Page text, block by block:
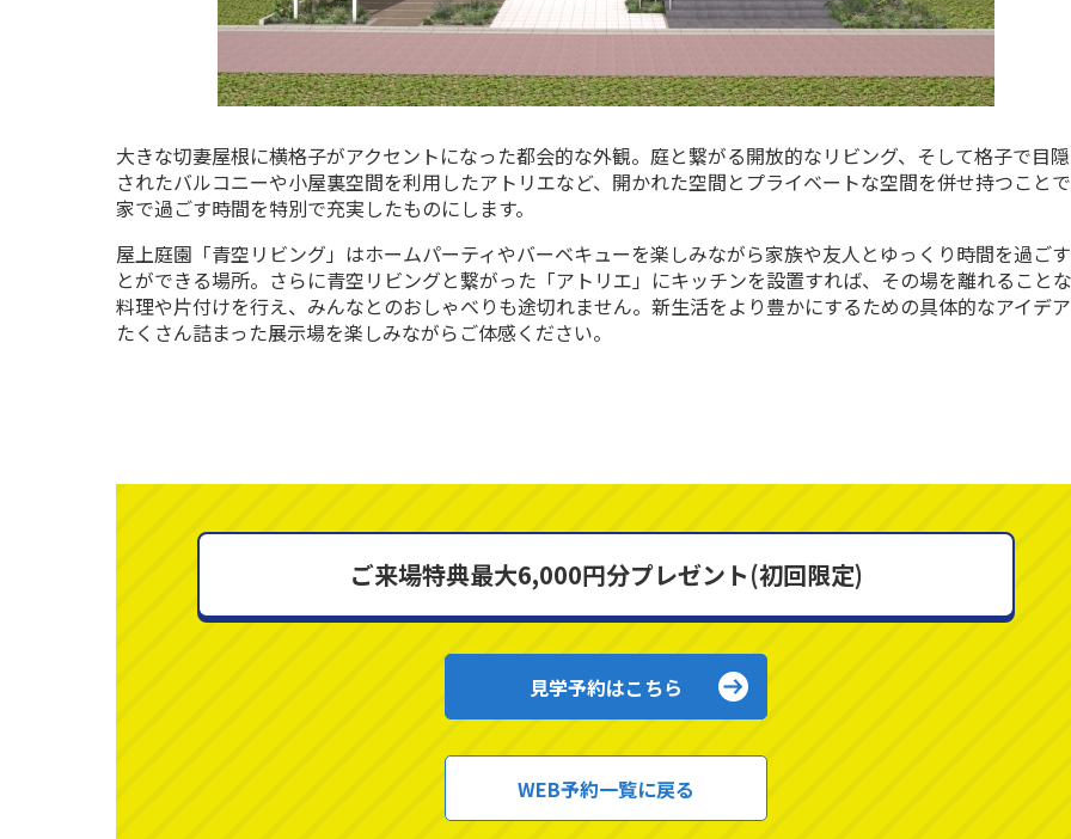
大きな切妻屋根に横格子がアクセントになった都会的な外観。庭と繋がる開放的なリビング、そして格子で目
されたバルコニーや小屋裏空間を利用したアトリエなど、開かれた空間とプライベートな空間を併せ持つこと
家で過ごす時間を特別で充実したものにします。
屋上庭園「青空リビング」はホームパーティやバーベキューを楽しみながら家族や友人とゆっくり時間を過ご
とができる場所。さらに青空リビングと繋がった「アトリエ」にキッチンを設置すれば、その場を離れること
料理や片付けを行え、みんなとのおしゃべりも途切れません。新生活をより豊かにするための具体的なアイデ
たくさん詰まった展示場を楽しみながらご体感ください。
ご来場特典最大6,000円分プレゼント(初回限定)
見学予約はこちら
WEB予約一覧に戻る